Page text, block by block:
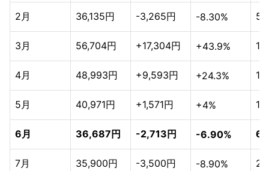
2月 36,135円 -3,265円 -8.30% 5
3月 56,704円 +17,304円 +43.9% 12
4月 48,993円 +9,593円 +24.3% 11
5月 40,971円 +1,571円 +4% 10
6月 36,687円 -2,713円 -6.90% 6
7月 35,900円 -3,500円 -8.90% 2